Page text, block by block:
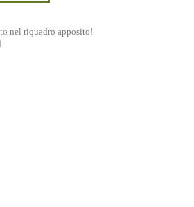
nel riquadro apposito!